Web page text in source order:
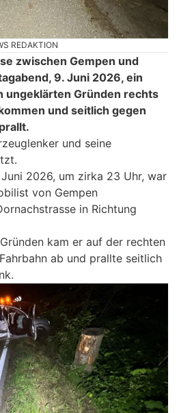
REDAKTION
zwischen Gempen und
9. Juni 2026, ein
ungeklärten Gründen rechts
und seitlich gegen
und seine
2026, um zirka 23 Uhr, war
von Gempen
in Richtung
kam er auf der rechten
ab und prallte seitlich